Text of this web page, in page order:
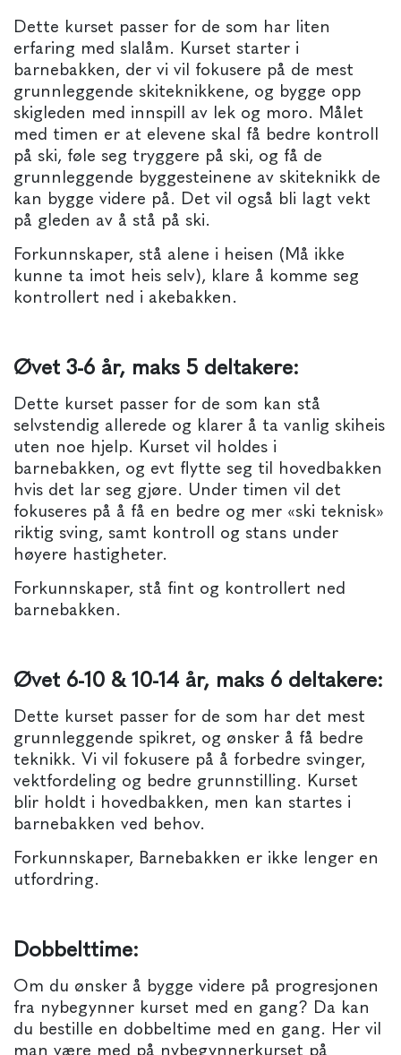
Dette kurset passer for de som har liten
erfaring med slalåm. Kurset starter i
barnebakken, der vi vil fokusere på de mest
grunnleggende skiteknikkene, og bygge opp
skigleden med innspill av lek og moro. Målet
med timen er at elevene skal få bedre kontroll
på ski, føle seg tryggere på ski, og få de
grunnleggende byggesteinene av skiteknikk de
kan bygge videre på. Det vil også bli lagt vekt
på gleden av å stå på ski.
Forkunnskaper, stå alene i heisen (Må ikke
kunne ta imot heis selv), klare å komme seg
kontrollert ned i akebakken.
Øvet 3-6 år, maks 5 deltakere:
Dette kurset passer for de som kan stå
selvstendig allerede og klarer å ta vanlig skiheis
uten noe hjelp. Kurset vil holdes i
barnebakken, og evt flytte seg til hovedbakken
hvis det lar seg gjøre. Under timen vil det
fokuseres på å få en bedre og mer «ski teknisk»
riktig sving, samt kontroll og stans under
høyere hastigheter.
Forkunnskaper, stå fint og kontrollert ned
barnebakken.
Øvet 6-10 & 10-14 år, maks 6 deltakere:
Dette kurset passer for de som har det mest
grunnleggende spikret, og ønsker å få bedre
teknikk. Vi vil fokusere på å forbedre svinger,
vektfordeling og bedre grunnstilling. Kurset
blir holdt i hovedbakken, men kan startes i
barnebakken ved behov.
Forkunnskaper, Barnebakken er ikke lenger en
utfordring.
Dobbelttime:
Om du ønsker å bygge videre på progresjonen
fra nybegynner kurset med en gang? Da kan
du bestille en dobbeltime med en gang. Her vil
man være med på nybegynnerkurset på